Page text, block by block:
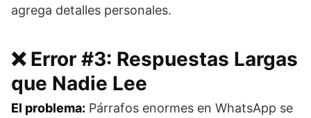
agrega detalles personales.
❌ Error #3: Respuestas Largas
que Nadie Lee
El problema: Párrafos enormes en WhatsApp se